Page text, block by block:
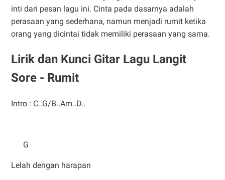
inti dari pesan lagu ini. Cinta pada dasarnya adalah
perasaan yang sederhana, namun menjadi rumit ketika
orang yang dicintai tidak memiliki perasaan yang sama.
Lirik dan Kunci Gitar Lagu Langit
Sore - Rumit
Intro : C..G/B..Am..D..
G
Lelah dengan harapan